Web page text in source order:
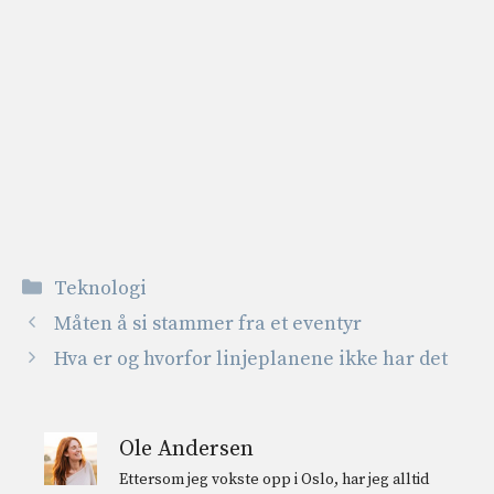
Kategorier
Teknologi
Måten å si stammer fra et eventyr
Hva er og hvorfor linjeplanene ikke har det
Ole Andersen
Ettersom jeg vokste opp i Oslo, har jeg alltid